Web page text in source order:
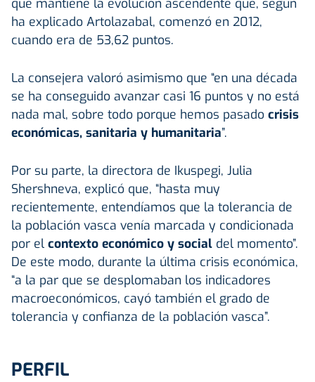
ha explicado Artolazabal, comenzó en 2012,
cuando era de 53,62 puntos.
La consejera valoró asimismo que “en una década
se ha conseguido avanzar casi 16 puntos y no está
nada mal, sobre todo porque hemos pasado crisis
económicas, sanitaria y humanitaria”.
Por su parte, la directora de Ikuspegi, Julia
Shershneva, explicó que, “hasta muy
recientemente, entendíamos que la tolerancia de
la población vasca venía marcada y condicionada
por el contexto económico y social del momento”.
De este modo, durante la última crisis económica,
“a la par que se desplomaban los indicadores
macroeconómicos, cayó también el grado de
tolerancia y confianza de la población vasca”.
PERFIL